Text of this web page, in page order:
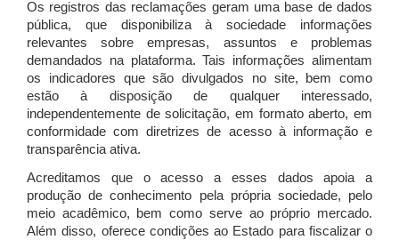
Os registros das reclamações geram uma base de dados
pública, que disponibiliza à sociedade informações
relevantes sobre empresas, assuntos e problemas
demandados na plataforma. Tais informações alimentam
os indicadores que são divulgados no site, bem como
estão à disposição de qualquer interessado,
independentemente de solicitação, em formato aberto, em
conformidade com diretrizes de acesso à informação e
transparência ativa.
Acreditamos que o acesso a esses dados apoia a
produção de conhecimento pela própria sociedade, pelo
meio acadêmico, bem como serve ao próprio mercado.
Além disso, oferece condições ao Estado para fiscalizar o